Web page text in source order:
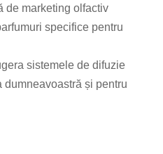
de marketing olfactiv
specifice pentru
sistemele de difuzie
dumneavoastră și pentru